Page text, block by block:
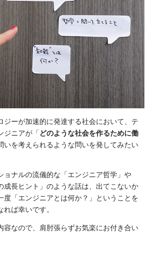
ジーが加速的に発達する社会において、テ
ジニアが「 どのような社会を作るために働
いを考えられるような問いを発してみたい
ョナルの流儀的な「エンジニア哲学」や
成長ヒント」のような話は、出てこないか
度「エンジニアとは何か？」ということを
ば幸いです。
なので、肩肘張らずお気楽にお付き合い